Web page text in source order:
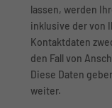
lassen, werden
inklusive der von
Kontaktdaten
den Fall von
Diese Daten
weiter.